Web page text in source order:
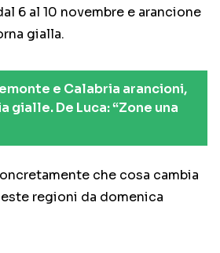
6 al 10 novembre e arancione
gialla.
e Calabria arancioni,
gialle. De Luca: “Zone una
che cosa cambia
regioni da domenica